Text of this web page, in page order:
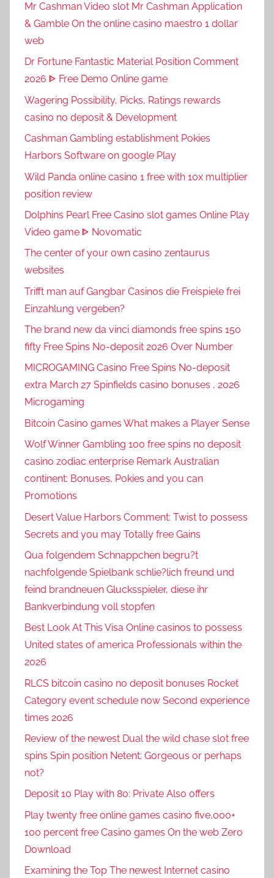
Mr Cashman Video slot Mr Cashman Application
& Gamble On the online casino maestro 1 dollar
web
Dr Fortune Fantastic Material Position Comment
2026 ᐈ Free Demo Online game
Wagering Possibility, Picks, Ratings rewards
casino no deposit & Development
Cashman Gambling establishment Pokies
Harbors Software on google Play
Wild Panda online casino 1 free with 10x multiplier
position review
Dolphins Pearl Free Casino slot games Online Play
Video game ᐈ Novomatic
The center of your own casino zentaurus
websites
Trifft man auf Gangbar Casinos die Freispiele frei
Einzahlung vergeben?
The brand new da vinci diamonds free spins 150
fifty Free Spins No-deposit 2026 Over Number
MICROGAMING Casino Free Spins No-deposit
extra March 27 Spinfields casino bonuses , 2026
Microgaming
Bitcoin Casino games What makes a Player Sense
Wolf Winner Gambling 100 free spins no deposit
casino zodiac enterprise Remark Australian
continent: Bonuses, Pokies and you can
Promotions
Desert Value Harbors Comment: Twist to possess
Secrets and you may Totally free Gains
Qua folgendem Schnappchen begru?t
nachfolgende Spielbank schlie?lich freund und
feind brandneuen Glucksspieler, diese ihr
Bankverbindung voll stopfen
Best Look At This Visa Online casinos to possess
United states of america Professionals within the
2026
RLCS bitcoin casino no deposit bonuses Rocket
Category event schedule now Second experience
times 2026
Review of the newest Dual the wild chase slot free
spins Spin position Netent: Gorgeous or perhaps
not?
Deposit 10 Play with 80: Private Also offers
Play twenty free online games casino five,000+
100 percent free Casino games On the web Zero
Download
Examining the Top The newest Internet casino